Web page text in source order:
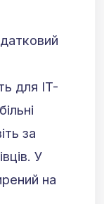
для IT-
за
У
на